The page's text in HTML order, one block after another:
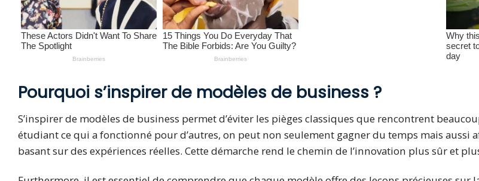
Pourquoi s’inspirer de modèles de business ?
S’inspirer de modèles de business permet d’éviter les pièges classiques que rencontrent
étudiant ce qui a fonctionné pour d’autres, on peut non seulement gagner du temps mais aussi
basant sur des expériences réelles. Cette démarche rend le chemin de l’innovation plus sûr et